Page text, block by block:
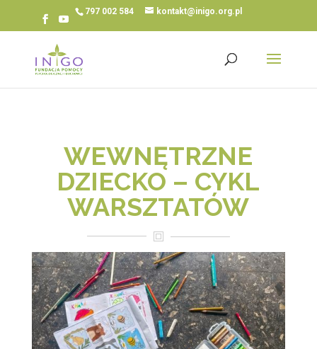
797 002 584 kontakt@inigo.org.pl
WEWNĘTRZNE
DZIECKO – CYKL
WARSZTATÓW